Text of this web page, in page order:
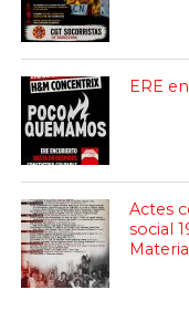
ERE
Actes
social